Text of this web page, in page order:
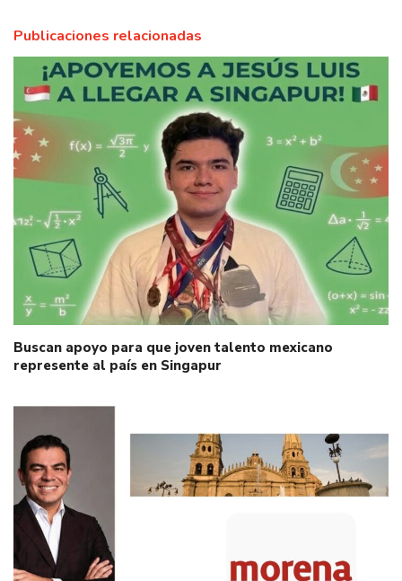
Publicaciones relacionadas
Buscan apoyo para que joven talento mexicano
represente al país en Singapur